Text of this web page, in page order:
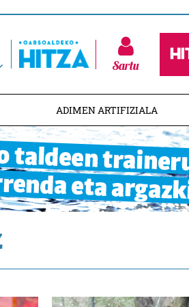
Sartu
ADIMEN ARTIFIZIALA